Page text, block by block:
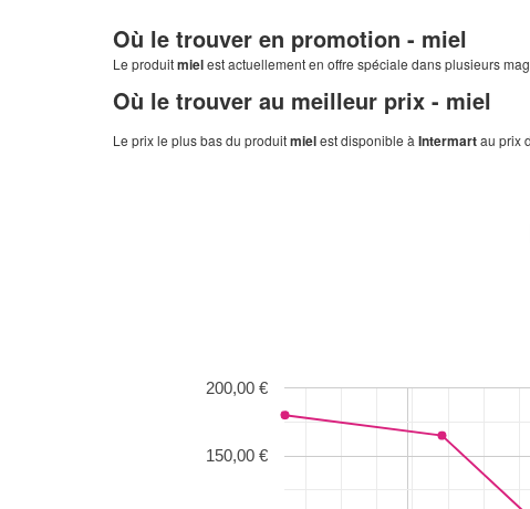
Où le trouver en promotion - miel
Le produitmielest actuellement en offre spéciale dans plusieurs
Où le trouver au meilleur prix - miel
Le prix le plus bas du produitmielest disponible à Intermartau prix
150,00 €
200,00 €